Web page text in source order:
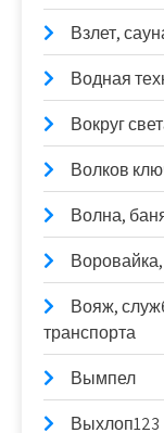
Взлет,
Водная
Вокруг
Волков
Волна,
Вояж,
транспорта
Вымпел
Выхлоп123